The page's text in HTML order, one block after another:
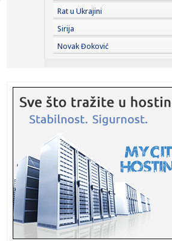
22:29:Borac slavio u Banjaluci –
22:29:Spremite se – stiže "Čelična
22:28: Šta sve sadrži dinja, ljetnje
zapostav...
22:28:
strpljivo...
22:24:Pavlović: Oko 15. avgusta
20.000 dina...
22:22:Srbija u polufinalu EP!
22:20:Autobus dignut u vazduh;
Rat u Ukrajini
Sirija
Novak Đoković